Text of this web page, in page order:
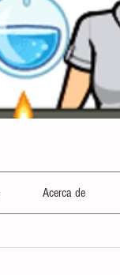
Acerca de